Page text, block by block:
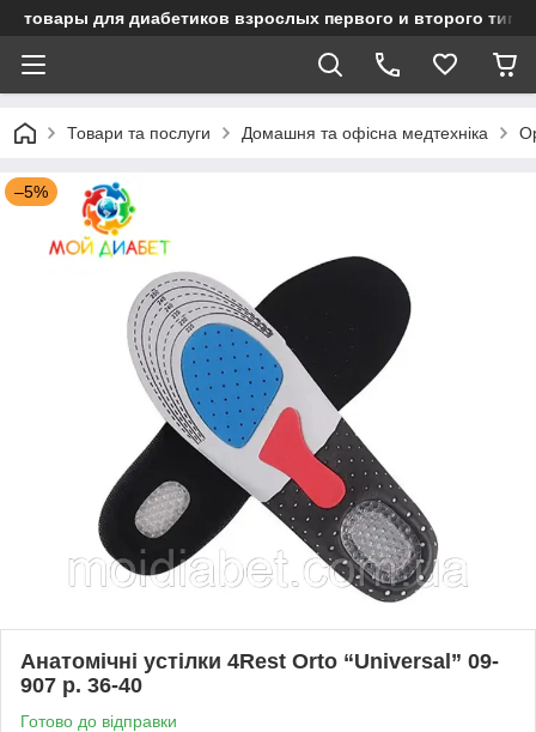
товары для диабетиков взрослых первого и второго типа
Товари та послуги Домашня та офісна медтехніка
–5%
Анатомічні устілки 4Rest Orto “Universal” 09-
907 р. 36-40
Готово до відправки